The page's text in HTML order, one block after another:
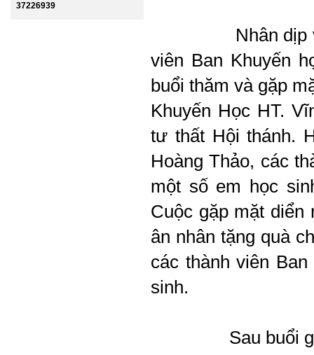
37226939
Nhân dịp về
viên Ban Khuyến
buổi thăm và gặp
Khuyến Học HT.
tư thất Hội thánh.
Hoàng Thảo, các
một số em học
Cuộc gặp mặt diển
ân nhân tặng quà
các thành viên
sinh.
Sau buổi